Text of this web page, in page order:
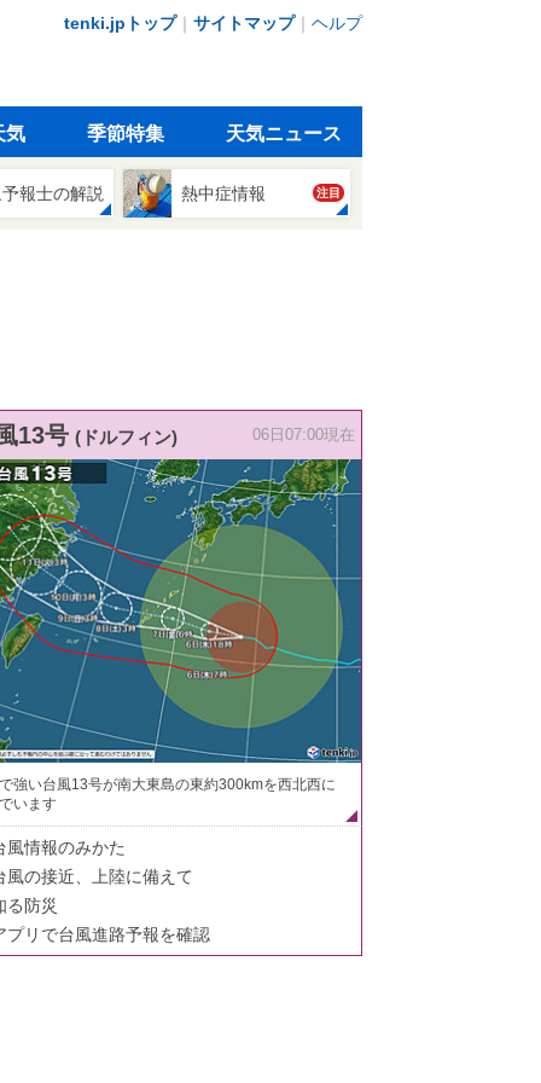
tenki.jpトップ｜ サイトマップ｜ ヘルプ
気 季節特集 天気ニュース
報士の解説 熱中症情報 注目
13号 (ドルフィン) 06日07:00現在
強い台風13号が南大東島の東約300kmを西北西に
います
風情報のみかた
風の接近、上陸に備えて
る防災
プリで台風進路予報を確認